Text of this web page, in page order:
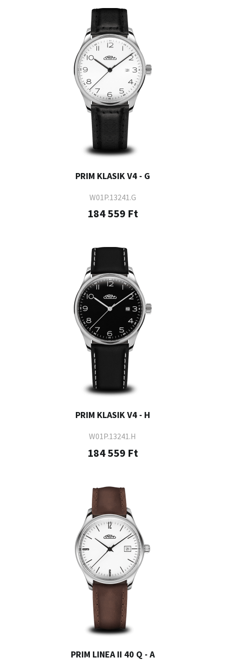
PRIM KLASIK V4 - G
W01P.13241.G
184 559 Ft
PRIM KLASIK V4 - H
W01P.13241.H
184 559 Ft
PRIM LINEA II 40 Q - A